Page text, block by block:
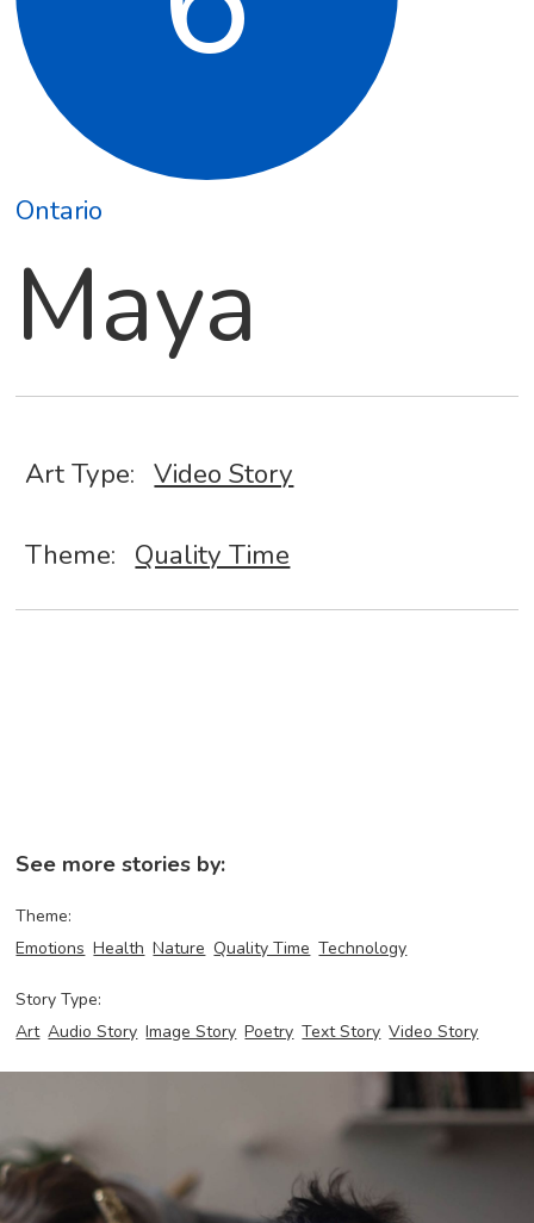
Ontario
Maya
Art Type: Video Story
Theme: Quality Time
See more stories by:
Theme:
Emotions Health Nature Quality Time Technology
Story Type:
Art Audio Story Image Story Poetry Text Story Video Story